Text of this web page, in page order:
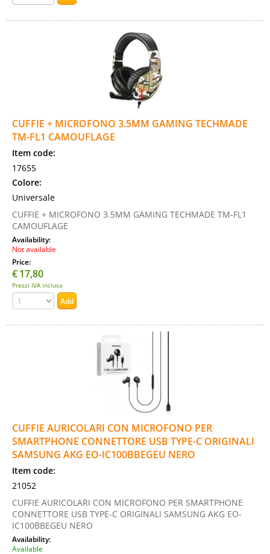
CUFFIE + MICROFONO 3.5MM GAMING TECHMADE
TM-FL1 CAMOUFLAGE
Item code:
17655
Colore:
Universale
CUFFIE + MICROFONO 3.5MM GAMING TECHMADE TM-FL1
CAMOUFLAGE
Availability:
Not available
Price:
€17,80
Prezzi IVA inclusa
CUFFIE AURICOLARI CON MICROFONO PER
SMARTPHONE CONNETTORE USB TYPE-C ORIGINALI
SAMSUNG AKG EO-IC100BBEGEU NERO
Item code:
21052
CUFFIE AURICOLARI CON MICROFONO PER SMARTPHONE
CONNETTORE USB TYPE-C ORIGINALI SAMSUNG AKG EO-
IC100BBEGEU NERO
Availability:
Available